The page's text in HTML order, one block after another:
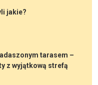
jakie?
tarasem –
z wyjątkową strefą